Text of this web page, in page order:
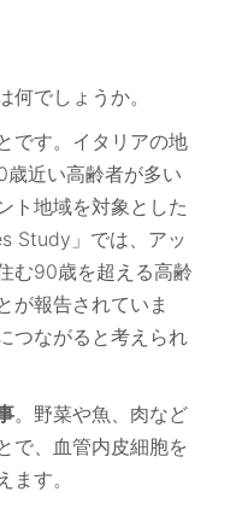
何でしょうか。
です。イタリアの地
歳近い高齢者が多い
ト地域を対象とした
Study」では、アッ
む90歳を超える高齢
が報告されていま
つながると考えられ
。野菜や魚、肉など
で、血管内皮細胞を
す。